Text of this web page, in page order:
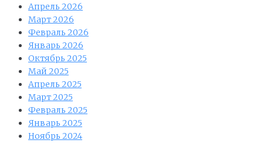
Апрель 2026
Март 2026
Февраль 2026
Январь 2026
Октябрь 2025
Май 2025
Апрель 2025
Март 2025
Февраль 2025
Январь 2025
Ноябрь 2024